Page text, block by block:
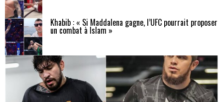
Khabib : « Si Maddalena gagne, l’UFC pourrait proposer
un combat à Islam »